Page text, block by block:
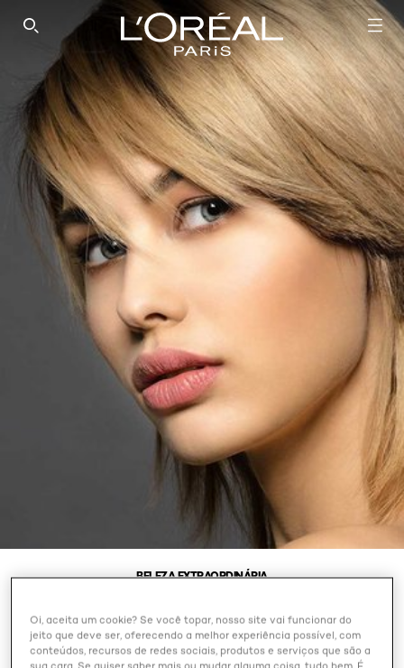
SEARCH THIS SITE
BELEZA EXTRAORDINÁRIA
FRANJA COLLEGE OU
LATERAL: QUAL
Oi, aceita um cookie? Se você topar, nosso site vai funcionar do
jeito que deve ser, oferecendo a melhor experiência possível, com
conteúdos, recursos de redes sociais, produtos e serviços que são a
sua cara. Se quiser saber mais ou mudar alguma coisa, tudo bem. É